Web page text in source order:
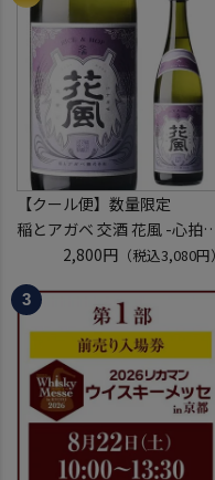
【クール便】数量限定
稲とアガベ 交酒 花風 -心拍-
KYOTO EDITION 720ml こう
しゅ はなかぜ craft sake クラ
フトサケ 秋田県 男鹿市
2,800円（税込3,080円）